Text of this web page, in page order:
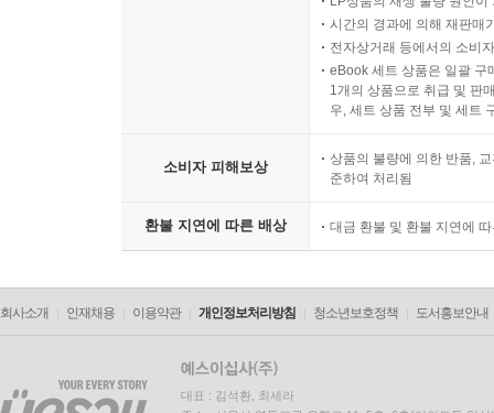
시간의 경과에 의해 재판매
전자상거래 등에서의 소비
eBook 세트 상품은 일괄 구
1개의 상품으로 취급 및 판
우, 세트 상품 전부 및 세트
소비자 피해보상
상품의 불량에 의한 반품,
준하여 처리됨
환불 지연에 따른 배상 대금 환불 및 환불 지연에
회사소개 인재채용 이용약관 개인정보처리방침 청소년보호정책 도서홍보안내
대표 : 김석환, 최세라